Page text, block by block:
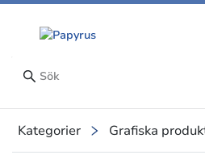
Kategorier Grafiska